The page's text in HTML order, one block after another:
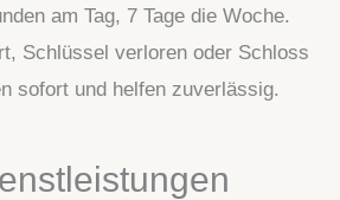
am Tag, 7 Tage die Woche.
Schlüssel verloren oder Schloss
sofort und helfen zuverlässig.